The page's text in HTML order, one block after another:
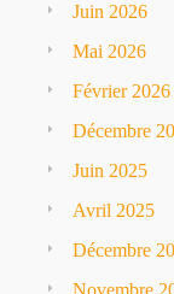
Juin 2026
Mai 2026
Février 2026
Décembre
Juin 2025
Avril 2025
Décembre
Novembre